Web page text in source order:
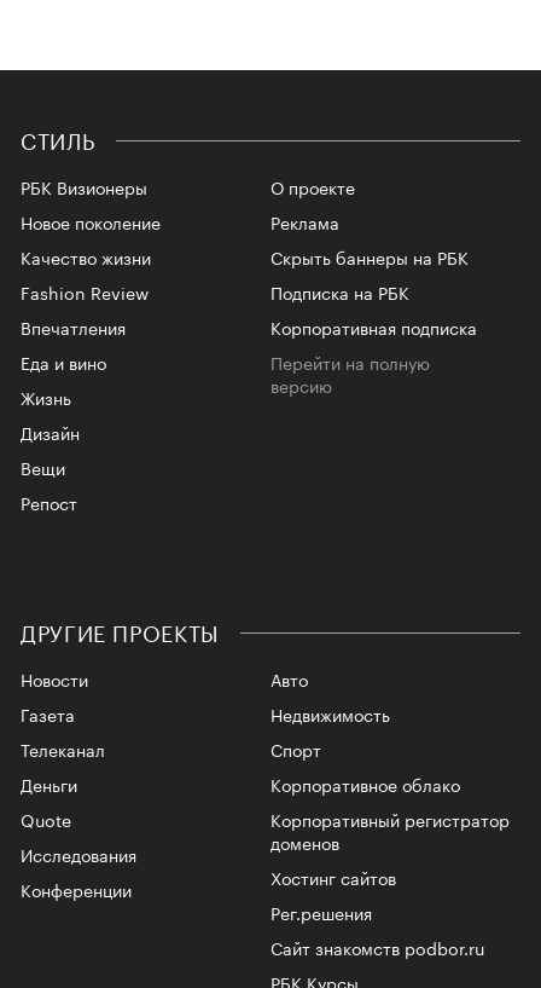
СТИЛЬ
РБК Визионеры
Новое поколение
Качество жизни
Fashion Review
Впечатления
Еда и вино
Жизнь
Дизайн
Вещи
Репост
О проекте
Реклама
Скрыть баннеры на РБК
Подписка на РБК
Корпоративная подписка
Перейти на полную
версию
ДРУГИЕ ПРОЕКТЫ
Новости
Газета
Телеканал
Авто
Недвижимость
Спорт
Корпоративное облако
Корпоративный регистратор
доменов
Хостинг сайтов
Рег.решения
Сайт знакомств podbor.ru
РБК Курсы
Деньги
Quote
Исследования
Конференции